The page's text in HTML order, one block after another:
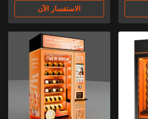
الاستفسار الآن